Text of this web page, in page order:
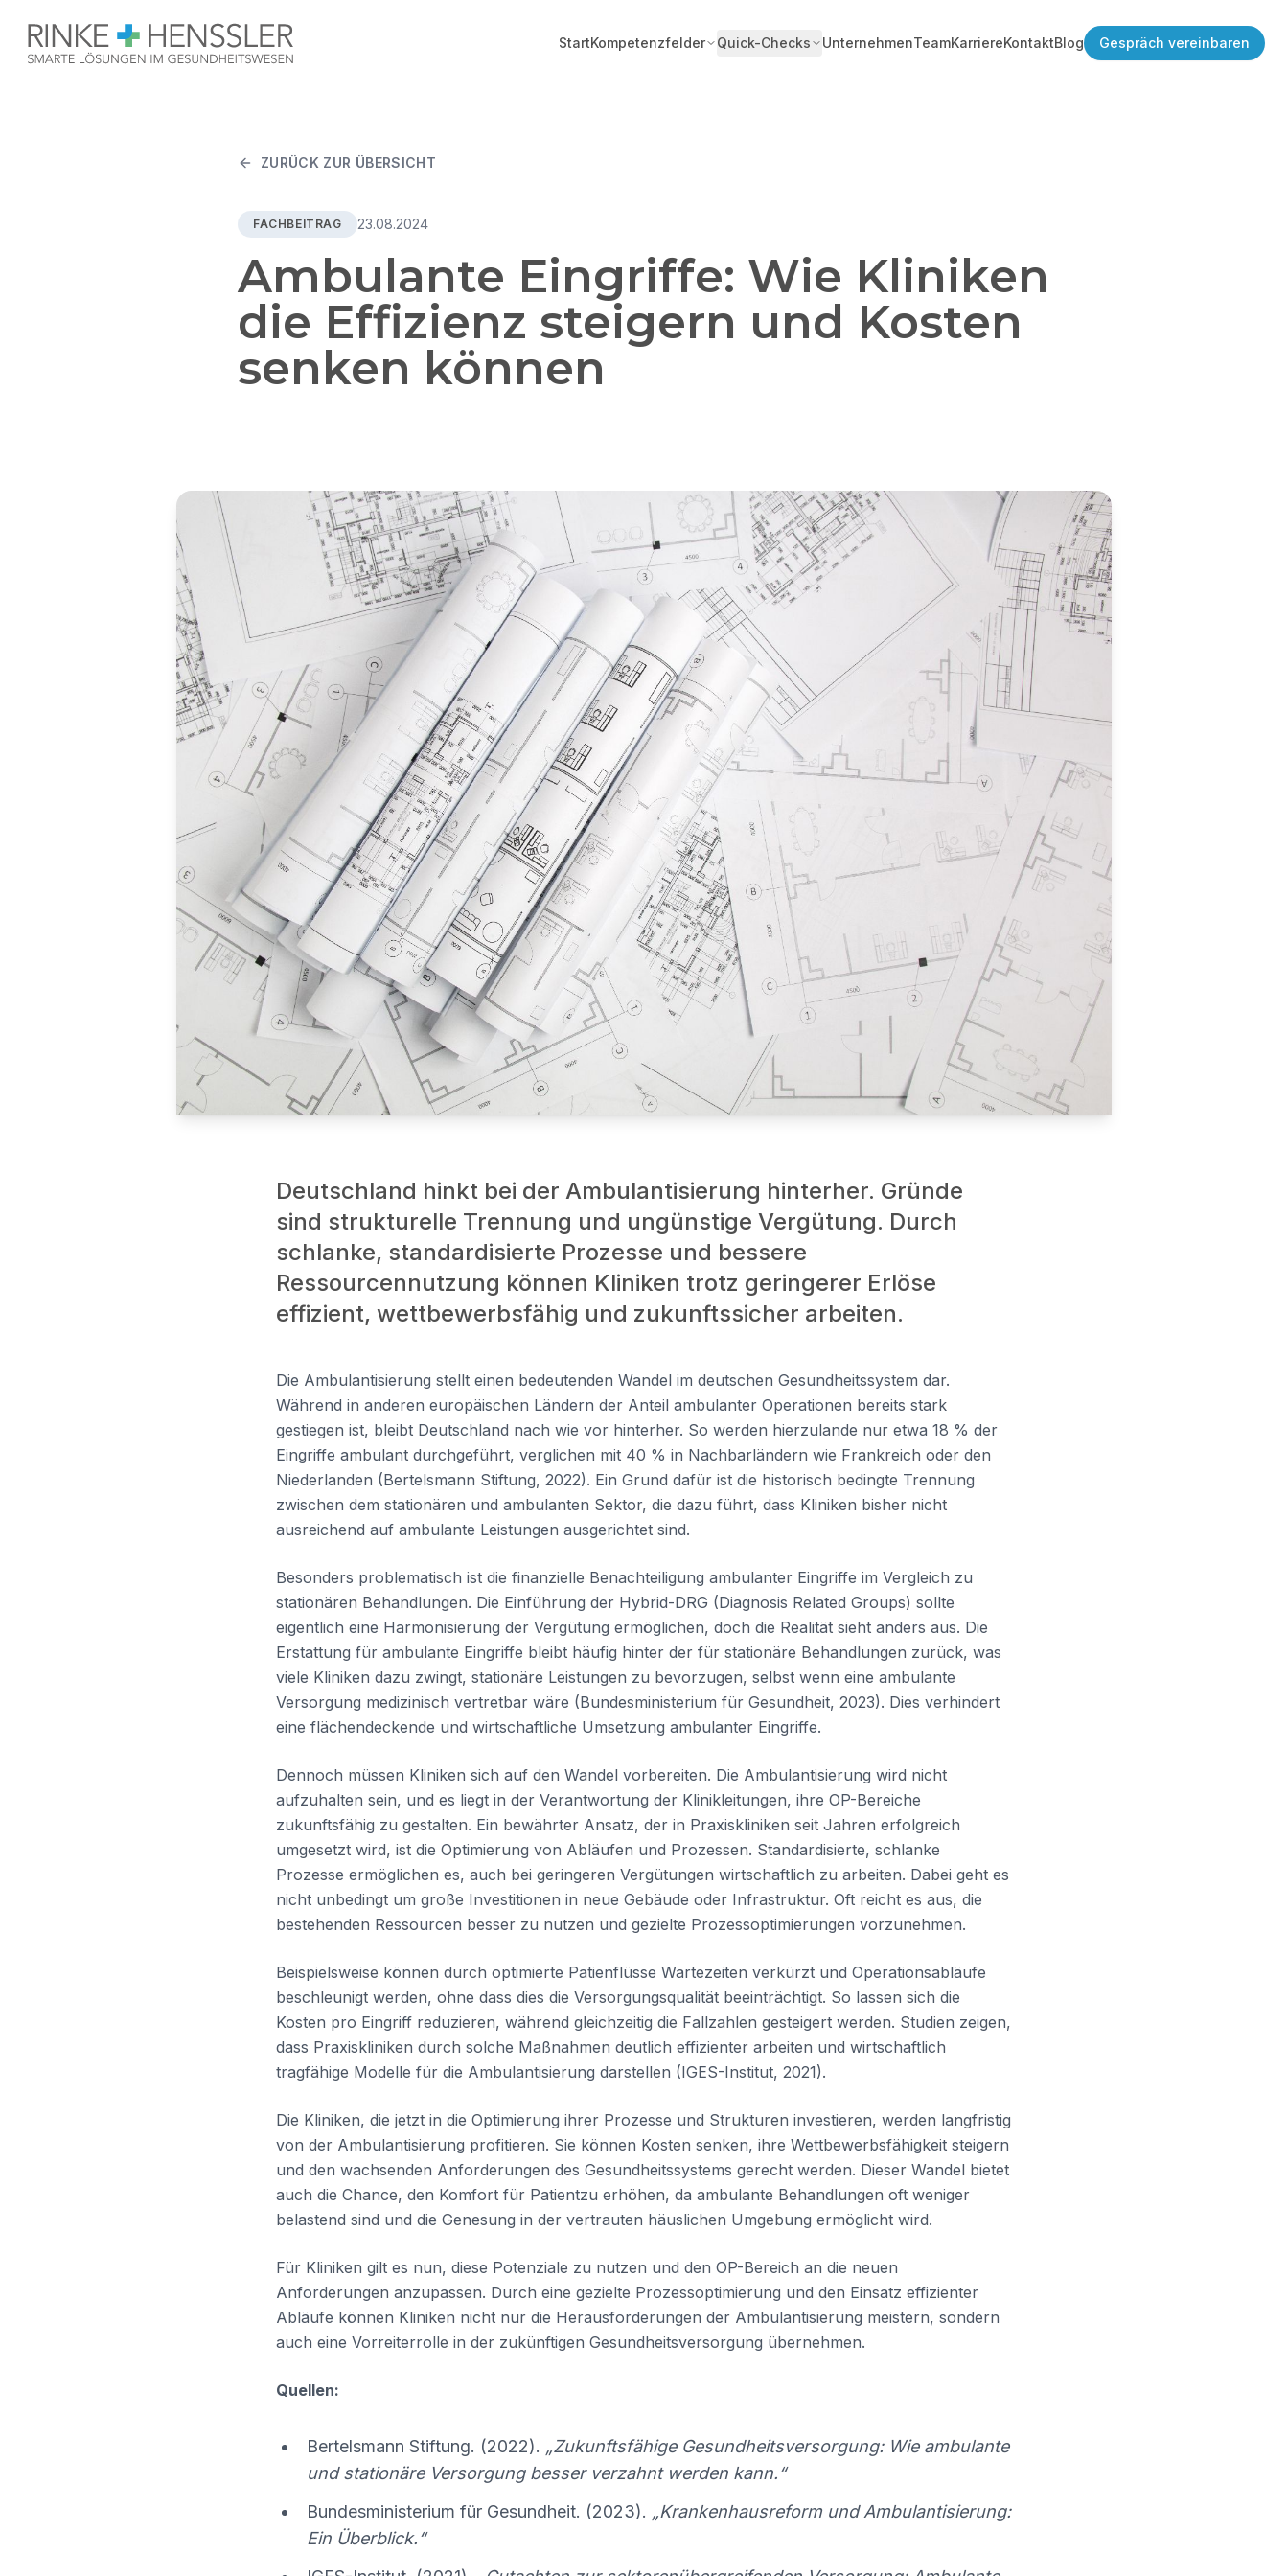
StartKompetenzfelder Quick-Checks UnternehmenTeamKarriereKontaktBlog Gespräch vereinbaren
ZURÜCK ZUR ÜBERSICHT
FACHBEITRAG 23.08.2024
Ambulante Eingriffe: Wie Kliniken
die Effizienz steigern und Kosten
senken können
Deutschland hinkt bei der Ambulantisierung hinterher. Gründe
sind strukturelle Trennung und ungünstige Vergütung. Durch
schlanke, standardisierte Prozesse und bessere
Ressourcennutzung können Kliniken trotz geringerer Erlöse
effizient, wettbewerbsfähig und zukunftssicher arbeiten.
Die Ambulantisierung stellt einen bedeutenden Wandel im deutschen Gesundheitssystem dar.
Während in anderen europäischen Ländern der Anteil ambulanter Operationen bereits stark
gestiegen ist, bleibt Deutschland nach wie vor hinterher. So werden hierzulande nur etwa 18 % der
Eingriffe ambulant durchgeführt, verglichen mit 40 % in Nachbarländern wie Frankreich oder den
Niederlanden (Bertelsmann Stiftung, 2022). Ein Grund dafür ist die historisch bedingte Trennung
zwischen dem stationären und ambulanten Sektor, die dazu führt, dass Kliniken bisher nicht
ausreichend auf ambulante Leistungen ausgerichtet sind.
Besonders problematisch ist die finanzielle Benachteiligung ambulanter Eingriffe im Vergleich zu
stationären Behandlungen. Die Einführung der Hybrid-DRG (Diagnosis Related Groups) sollte
eigentlich eine Harmonisierung der Vergütung ermöglichen, doch die Realität sieht anders aus. Die
Erstattung für ambulante Eingriffe bleibt häufig hinter der für stationäre Behandlungen zurück, was
viele Kliniken dazu zwingt, stationäre Leistungen zu bevorzugen, selbst wenn eine ambulante
Versorgung medizinisch vertretbar wäre (Bundesministerium für Gesundheit, 2023). Dies verhindert
eine flächendeckende und wirtschaftliche Umsetzung ambulanter Eingriffe.
Dennoch müssen Kliniken sich auf den Wandel vorbereiten. Die Ambulantisierung wird nicht
aufzuhalten sein, und es liegt in der Verantwortung der Klinikleitungen, ihre OP-Bereiche
zukunftsfähig zu gestalten. Ein bewährter Ansatz, der in Praxiskliniken seit Jahren erfolgreich
umgesetzt wird, ist die Optimierung von Abläufen und Prozessen. Standardisierte, schlanke
Prozesse ermöglichen es, auch bei geringeren Vergütungen wirtschaftlich zu arbeiten. Dabei geht es
nicht unbedingt um große Investitionen in neue Gebäude oder Infrastruktur. Oft reicht es aus, die
bestehenden Ressourcen besser zu nutzen und gezielte Prozessoptimierungen vorzunehmen.
Beispielsweise können durch optimierte Patienflüsse Wartezeiten verkürzt und Operationsabläufe
beschleunigt werden, ohne dass dies die Versorgungsqualität beeinträchtigt. So lassen sich die
Kosten pro Eingriff reduzieren, während gleichzeitig die Fallzahlen gesteigert werden. Studien zeigen,
dass Praxiskliniken durch solche Maßnahmen deutlich effizienter arbeiten und wirtschaftlich
tragfähige Modelle für die Ambulantisierung darstellen (IGES-Institut, 2021).
Die Kliniken, die jetzt in die Optimierung ihrer Prozesse und Strukturen investieren, werden langfristig
von der Ambulantisierung profitieren. Sie können Kosten senken, ihre Wettbewerbsfähigkeit steigern
und den wachsenden Anforderungen des Gesundheitssystems gerecht werden. Dieser Wandel bietet
auch die Chance, den Komfort für Patientzu erhöhen, da ambulante Behandlungen oft weniger
belastend sind und die Genesung in der vertrauten häuslichen Umgebung ermöglicht wird.
Für Kliniken gilt es nun, diese Potenziale zu nutzen und den OP-Bereich an die neuen
Anforderungen anzupassen. Durch eine gezielte Prozessoptimierung und den Einsatz effizienter
Abläufe können Kliniken nicht nur die Herausforderungen der Ambulantisierung meistern, sondern
auch eine Vorreiterrolle in der zukünftigen Gesundheitsversorgung übernehmen.
Quellen:
Bertelsmann Stiftung. (2022). „Zukunftsfähige Gesundheitsversorgung: Wie ambulante
und stationäre Versorgung besser verzahnt werden kann.“
Bundesministerium für Gesundheit. (2023). „Krankenhausreform und Ambulantisierung:
Ein Überblick.“